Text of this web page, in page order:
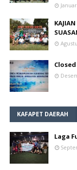
KAFAPET DAERAH
Laga